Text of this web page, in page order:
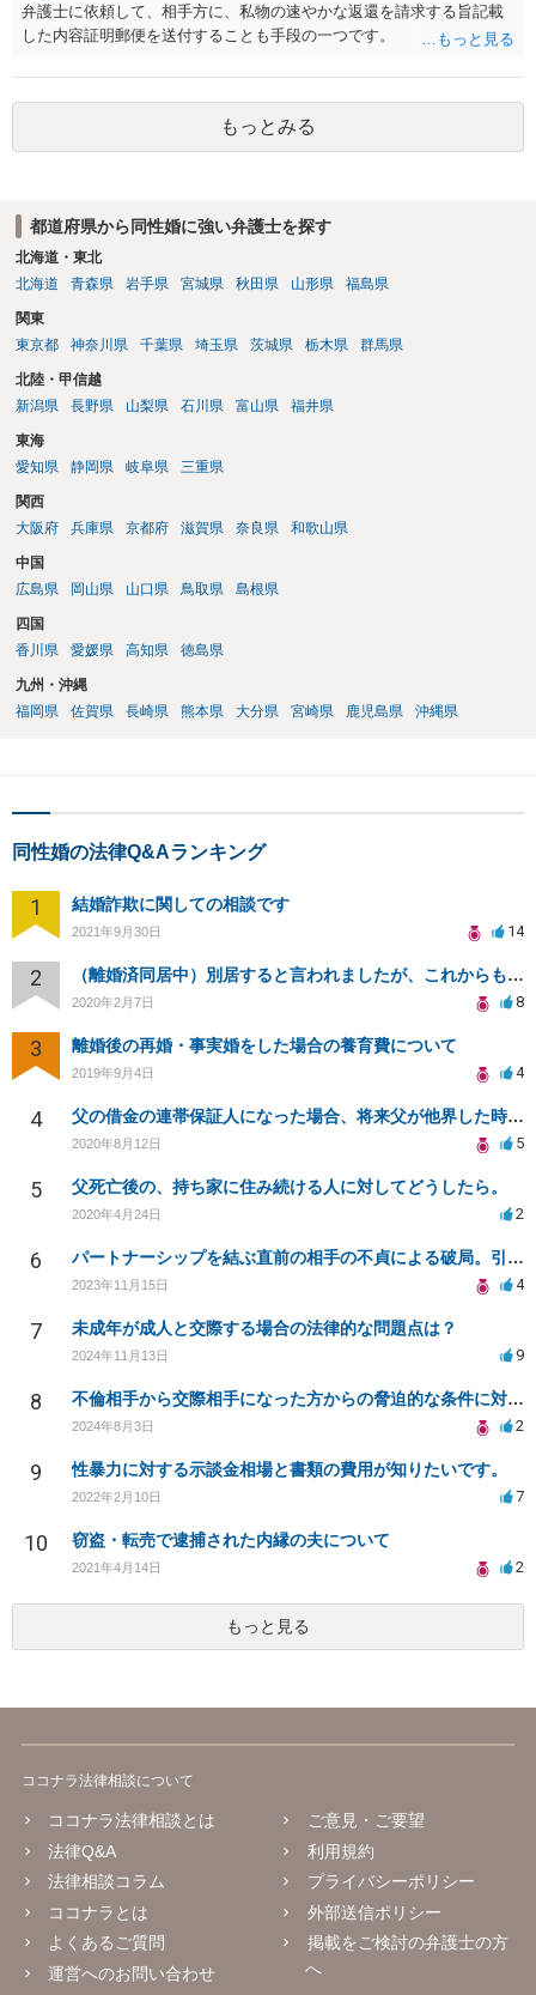
弁護士に依頼して、相手方に、私物の速やかな返還を請求する旨記載
した内容証明郵便を送付することも手段の一つです。
もっとみる
都道府県から同性婚に強い弁護士を探す
北海道・東北
北海道
青森県 岩手県 宮城県 秋田県 山形県 福島県
関東
東京都
神奈川県 千葉県 埼玉県 茨城県 栃木県 群馬県
北陸・甲信越
新潟県
長野県 山梨県 石川県 富山県 福井県
東海
愛知県
静岡県 岐阜県 三重県
関西
大阪府
兵庫県 京都府 滋賀県 奈良県 和歌山県
中国
広島県
岡山県 山口県 鳥取県 島根県
四国
香川県
愛媛県 高知県 徳島県
九州・沖縄
福岡県
佐賀県 長崎県 熊本県 大分県 宮崎県 鹿児島県 沖縄県
同性婚の法律Q&Aランキング
1 結婚詐欺に関しての相談です
2021年9月30日 14
2 （離婚済同居中）別居すると言われましたが、これからも子供と同居はしたいです。
2020年2月7日 8
3 離婚後の再婚・事実婚をした場合の養育費について
2019年9月4日 4
4 父の借金の連帯保証人になった場合、将来父が他界した時、相続放棄すれば返済義務は無くなるのでしょうか？
2020年8月12日 5
5 父死亡後の、持ち家に住み続ける人に対してどうしたら。
2020年4月24日 2
6 パートナーシップを結ぶ直前の相手の不貞による破局。引っ越し。引っ越し代は請求できませんか。
2023年11月15日 4
7 未成年が成人と交際する場合の法律的な問題点は？
2024年11月13日 9
8 不倫相手から交際相手になった方からの脅迫的な条件に対する法的対応について相談したい
2024年8月3日 2
9 性暴力に対する示談金相場と書類の費用が知りたいです。
2022年2月10日 7
10 窃盗・転売で逮捕された内縁の夫について
2021年4月14日 2
もっと見る
ココナラ法律相談について
ココナラ法律相談とは
法律Q&A
法律相談コラム
ココナラとは
よくあるご質問
運営へのお問い合わせ
ご意見・ご要望
利用規約
プライバシーポリシー
外部送信ポリシー
掲載をご検討の弁護士の方
へ